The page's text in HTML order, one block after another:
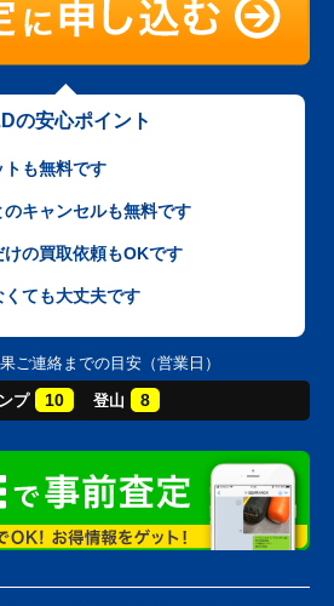
の安心ポイント
も無料です
キャンセルも無料です
の買取依頼もOKです
ても大丈夫です
ご連絡までの目安（営業日）
プ 10 登山 8